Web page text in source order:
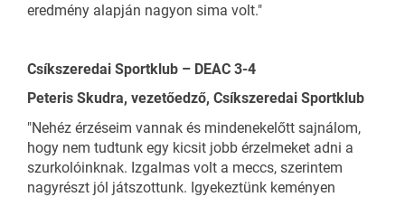
eredmény alapján nagyon sima volt."
Csíkszeredai Sportklub – DEAC 3-4
Peteris Skudra, vezetőedző, Csíkszeredai Sportklub
"Nehéz érzéseim vannak és mindenekelőtt sajnálom,
hogy nem tudtunk egy kicsit jobb érzelmeket adni a
szurkolóinknak. Izgalmas volt a meccs, szerintem
nagyrészt jól játszottunk. Igyekeztünk keményen